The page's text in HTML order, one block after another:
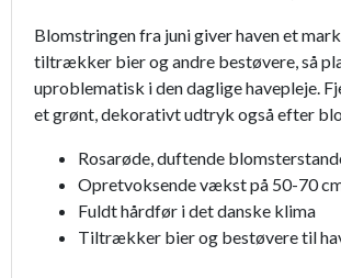
Blomstringen fra juni giver haven et
tiltrækker bier og andre bestøvere, så
uproblematisk i den daglige havepleje.
et grønt, dekorativt udtryk også efter
Rosarøde, duftende
Opretvoksende vækst på 50-70
Fuldt hårdfør i det danske klima
Tiltrækker bier og bestøvere til